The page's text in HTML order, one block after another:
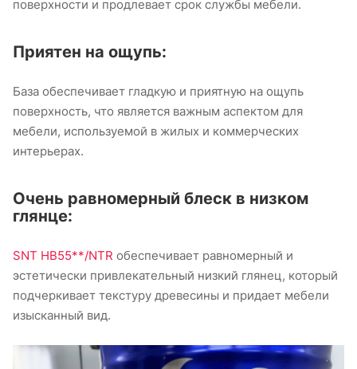
поверхности и продлевает срок службы мебели.
Приятен на ощупь:
База обеспечивает гладкую и приятную на ощупь
поверхность, что является важным аспектом для
мебели, используемой в жилых и коммерческих
интерьерах.
Очень равномерный блеск в низком
глянце:
SNT HB55**/NTR обеспечивает равномерный и
эстетически привлекательный низкий глянец, который
подчеркивает текстуру древесины и придает мебели
изысканный вид.